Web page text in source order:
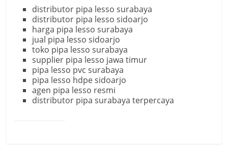
distributor pipa lesso surabaya
distributor pipa lesso sidoarjo
harga pipa lesso surabaya
jual pipa lesso sidoarjo
toko pipa lesso surabaya
supplier pipa lesso jawa timur
pipa lesso pvc surabaya
pipa lesso hdpe sidoarjo
agen pipa lesso resmi
distributor pipa surabaya terpercaya